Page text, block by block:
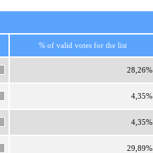
% of valid votes for the list
28,26%
4,35%
4,35%
29,89%